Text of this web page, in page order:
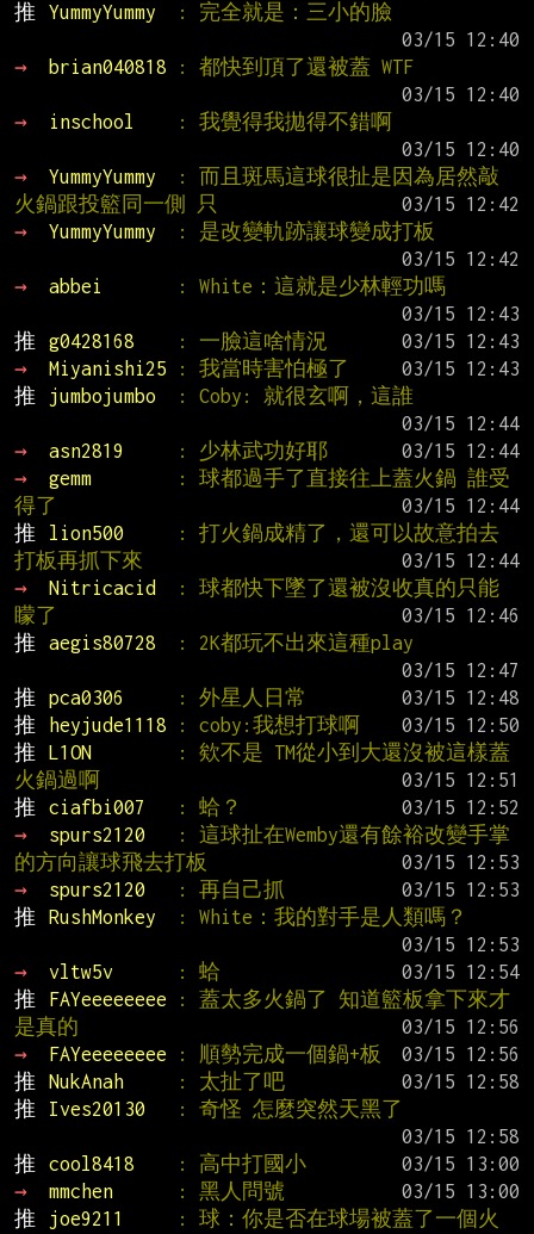
推
YummyYummy
: 完全就是：三小的臉
→
brian040818
: 都快到頂了還被蓋 WTF
→
inschool
: 我覺得我拋得不錯啊
→
YummyYummy
: 而且斑馬這球很扯是因為居然敲
火鍋跟投籃同一側 只
→
YummyYummy
: 是改變軌跡讓球變成打板
→
abbei
: White：這就是少林輕功嗎
推
g0428168 : 一臉這啥情況
→
Miyanishi25 : 我當時害怕極了
推
jumbojumbo
: Coby: 就很玄啊，這誰
→
asn2819 : 少林武功好耶
→
gemm
: 球都過手了直接往上蓋火鍋 誰受
得了
推
lion500
: 打火鍋成精了，還可以故意拍去
打板再抓下來
→
Nitricacid
: 球都快下墜了還被沒收真的只能
矇了
推
aegis80728
: 2K都玩不出來這種play
推
pca0306 : 外星人日常
推
heyjude1118 : coby:我想打球啊
推
L1ON
: 欸不是 TM從小到大還沒被這樣蓋
火鍋過啊
推
ciafbi007 : 蛤？
→
spurs2120
: 這球扯在Wemby還有餘裕改變手掌
的方向讓球飛去打板
→
spurs2120 : 再自己抓
推
RushMonkey
: White：我的對手是人類嗎？
→
vltw5v : 蛤
推
FAYeeeeeeee
: 蓋太多火鍋了 知道籃板拿下來才
是真的
→
FAYeeeeeeee : 順勢完成一個鍋+板
推
NukAnah : 太扯了吧
推
Ives20130
: 奇怪 怎麼突然天黑了
推
cool8418 : 高中打國小
→
mmchen : 黑人問號
推
joe9211
: 球：你是否在球場被蓋了一個火